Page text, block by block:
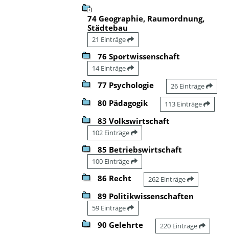
74 Geographie, Raumordnung,
Städtebau
21 Einträge
76 Sportwissenschaft
14 Einträge
77 Psychologie 26 Einträge
80 Pädagogik 113 Einträge
83 Volkswirtschaft
102 Einträge
85 Betriebswirtschaft
100 Einträge
86 Recht 262 Einträge
89 Politikwissenschaften
59 Einträge
90 Gelehrte 220 Einträge